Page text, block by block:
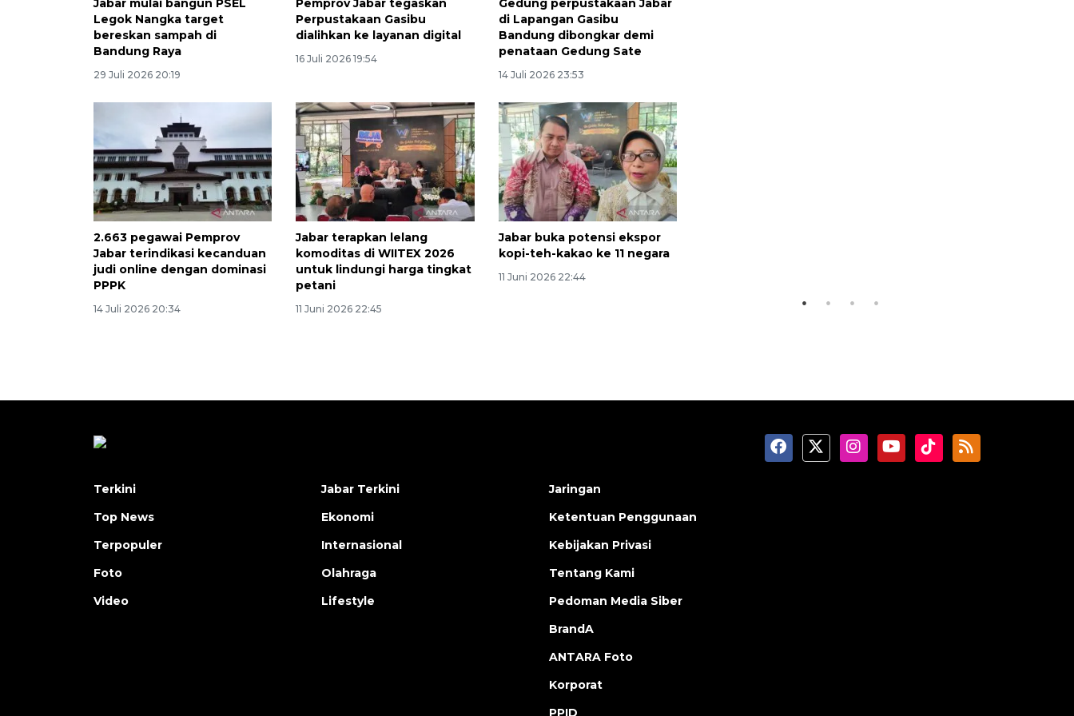
Jabar mulai bangun PSEL
Legok Nangka target
bereskan sampah di
Bandung Raya
29 Juli 2026 20:19
Pemprov Jabar tegaskan
Perpustakaan Gasibu
dialihkan ke layanan digital
16 Juli 2026 19:54
Gedung perpustakaan Jabar
di Lapangan Gasibu
Bandung dibongkar demi
penataan Gedung Sate
14 Juli 2026 23:53
2.663 pegawai Pemprov
Jabar terindikasi kecanduan
judi online dengan dominasi
PPPK
14 Juli 2026 20:34
Jabar terapkan lelang
komoditas di WIITEX 2026
untuk lindungi harga tingkat
petani
11 Juni 2026 22:45
Jabar buka potensi ekspor
kopi-teh-kakao ke 11 negara
11 Juni 2026 22:44
Awas penipuan berbasis AI
2026-08-07 13:45:00
Terkini
Top News
Terpopuler
Foto
Video
Jabar Terkini
Ekonomi
Internasional
Olahraga
Lifestyle
Jaringan
Ketentuan Penggunaan
Kebijakan Privasi
Tentang Kami
Pedoman Media Siber
BrandA
ANTARA Foto
Korporat
PPID